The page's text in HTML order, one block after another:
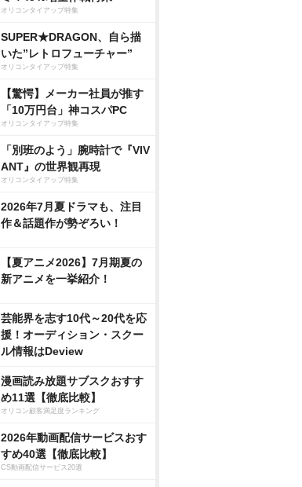
オリコンタイアップ特集
SUPER★DRAGON、自ら描
いた”レトロフューチャー”
オリコンタイアップ特集
【驚愕】メーカー社員が推す
「10万円台」神コスパPC
オリコンタイアップ特集
「別班のよう」腕時計で『VIV
ANT』の世界観再現
オリコンタイアップ特集
2026年7月夏ドラマも、注目
作＆話題作が勢ぞろい！
【夏アニメ2026】7月期夏の
新アニメを一挙紹介！
芸能界を志す10代～20代を応
援！オーディション・スクー
ル情報はDeview
漫画読み放題サブスクおすす
め11選【徹底比較】
オリコン顧客満足度ランキング
2026年動画配信サービスおす
すめ40選【徹底比較】
CS動画配信サービス20選